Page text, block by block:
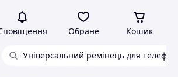
Обране Кошик
Універсальний ремінець для